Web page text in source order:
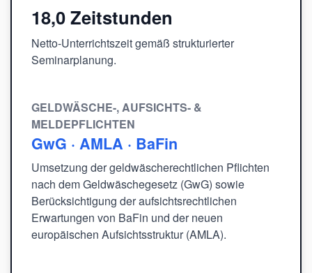
18,0 Zeitstunden
Netto-Unterrichtszeit gemäß strukturierter
Seminarplanung.
GELDWÄSCHE-, AUFSICHTS- &
MELDEPFLICHTEN
GwG · AMLA · BaFin
Umsetzung der geldwäscherechtlichen Pflichten
nach dem Geldwäschegesetz (GwG) sowie
Berücksichtigung der aufsichtsrechtlichen
Erwartungen von BaFin und der neuen
europäischen Aufsichtsstruktur (AMLA).